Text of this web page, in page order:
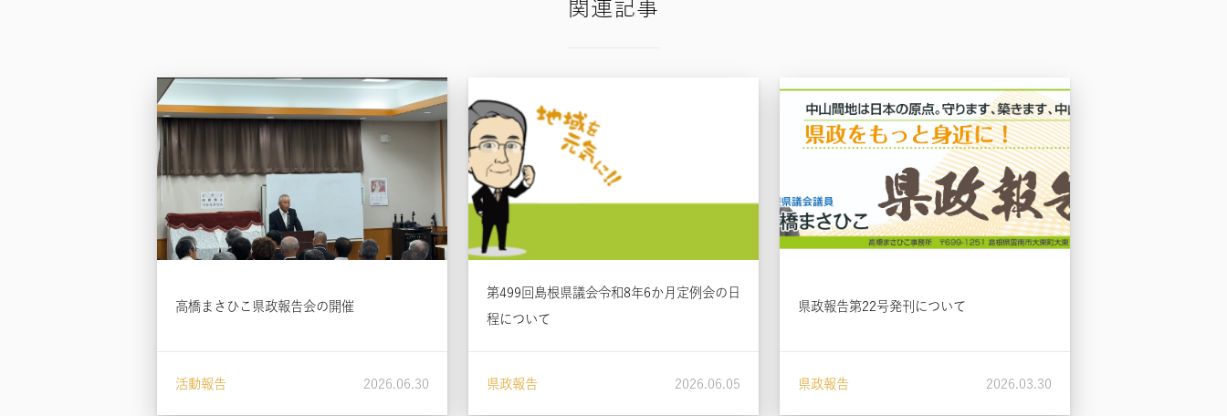
関連記事
高橋まさひこ県政報告会の開催
活動報告 2026.06.30
第499回島根県議会令和8年6か月定例会の日
程について
県政報告 2026.06.05
県政報告第22号発刊について
県政報告 2026.03.30